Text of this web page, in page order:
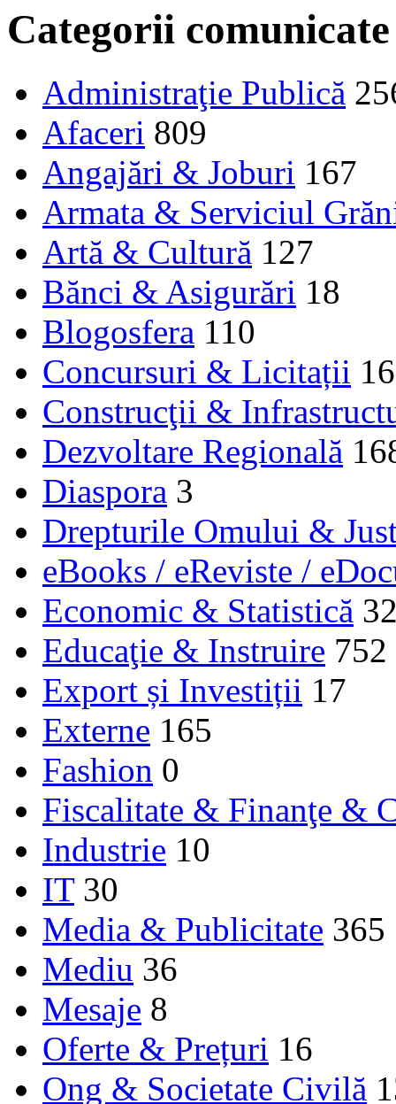
Categorii comunicate
Administraţie Publică
Afaceri 809
Angajări & Joburi 167
Armata & Serviciul
Artă & Cultură 127
Bănci & Asigurări 18
Blogosfera 110
Concursuri & Licitații 16
Construcţii &
Dezvoltare Regională
Diaspora 3
Drepturile Omului &
eBooks / eReviste /
Economic & Statistică
Educaţie & Instruire 752
Export și Investiții 17
Externe 165
Fashion 0
Fiscalitate & Finanţe &
Industrie 10
IT 30
Media & Publicitate 365
Mediu 36
Mesaje 8
Oferte & Prețuri 16
Ong & Societate Civilă